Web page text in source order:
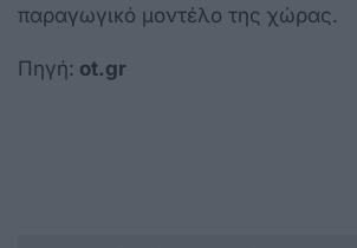
παραγωγικό μοντέλο της χώρας.
Πηγή: ot.gr